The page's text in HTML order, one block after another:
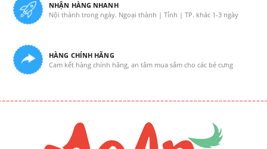
NHẬN HÀNG NHANH
Nội thành trong ngày. Ngoại thành | Tỉnh | TP. khác 1-3 ngày
HÀNG CHÍNH HÃNG
Cam kết hàng chính hãng, an tâm mua sắm cho các bé cưng